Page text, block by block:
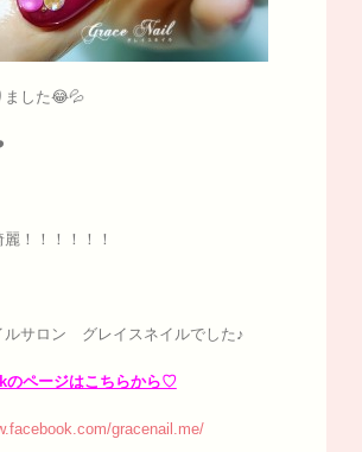
ました😂💦
！！！！！！
ルサロン グレイスネイルでした♪
ページはこちらから♡
gracenail.me/